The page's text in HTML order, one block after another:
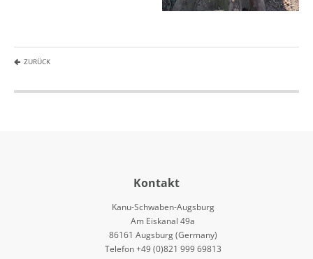
ZURÜCK
Kontakt
Kanu-Schwaben-Augsburg
Am Eiskanal 49a
86161 Augsburg (Germany)
Telefon +49 (0)821 999 69813